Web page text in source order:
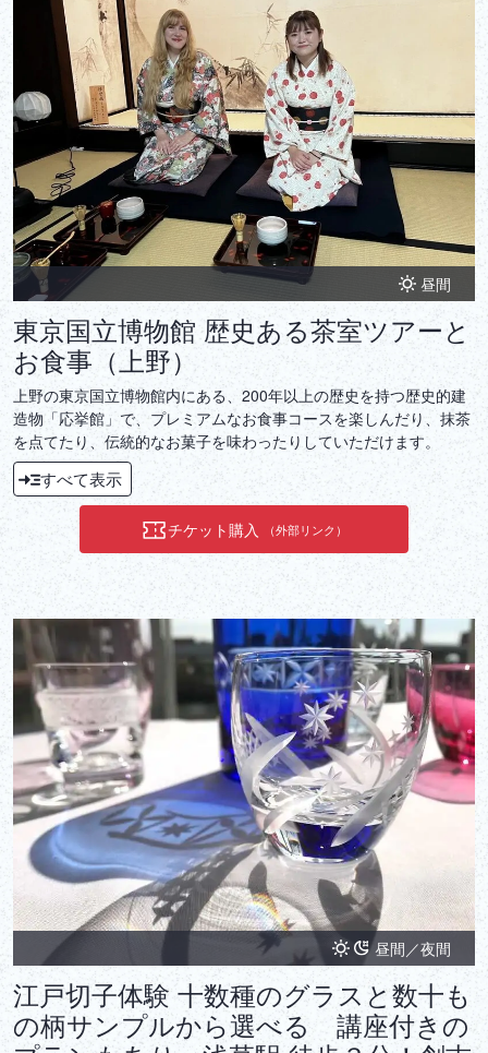
昼間
東京国立博物館 歴史ある茶室ツアーと
お食事（上野）
上野の東京国立博物館内にある、200年以上の歴史を持つ歴史的建
造物「応挙館」で、プレミアムなお食事コースを楽しんだり、抹茶
を点てたり、伝統的なお菓子を味わったりしていただけます。
すべて表示
チケット購入 （外部リンク）
昼間／夜間
江戸切子体験 十数種のグラスと数十も
の柄サンプルから選べる 講座付きの